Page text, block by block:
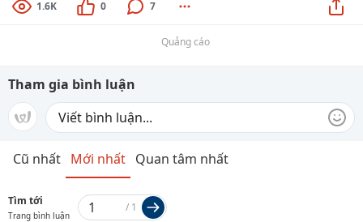
1.6K 0 7
Quảng cáo
Tham gia bình luận
Cũ nhất Mới nhất Quan tâm nhất
Tìm tới
Trang bình luận
/ 1